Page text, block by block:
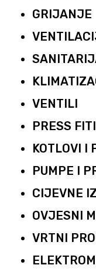
GRIJANJE
VENTILI
PRESS
KOTLOVI I
PUMPE I
CIJEVNE
OVJESNI
VRTNI